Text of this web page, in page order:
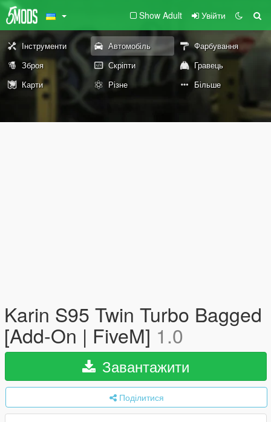
Show Adult Увійти
Інструменти Автомобіль
Фарбування
Зброя
Скріпти
Гравець
Карти
Різне Більше
Karin S95 Twin Turbo Bagged
[Add-On | FiveM] 1.0
Завантажити
Поділитися